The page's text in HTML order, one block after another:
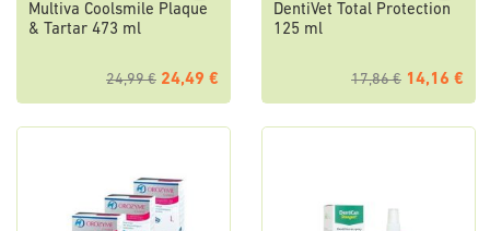
Multiva Coolsmile Plaque
& Tartar 473 ml
24,99 € 24,49 €
DentiVet Total Protection
125 ml
17,86 € 14,16 €